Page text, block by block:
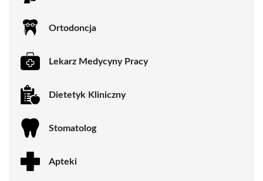
Ortodoncja
Lekarz Medycyny Pracy
Dietetyk Kliniczny
Stomatolog
Apteki